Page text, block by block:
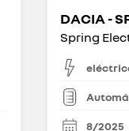
DACIA -
Spring
8/2025